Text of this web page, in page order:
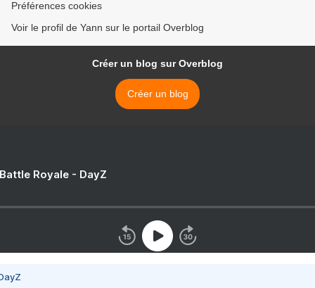
Préférences cookies
Voir le profil de Yann sur le portail Overblog
Créer un blog sur Overblog
Créer un blog
Royale - DayZ